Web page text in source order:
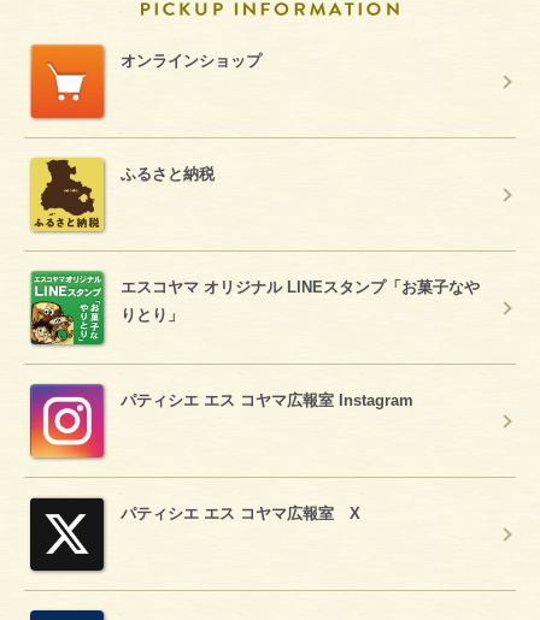
オンラインショップ
ふるさと納税
エスコヤマ オリジナル LINEスタンプ「お菓子なや
りとり」
パティシエ エス コヤマ広報室 Instagram
パティシエ エス コヤマ広報室 X